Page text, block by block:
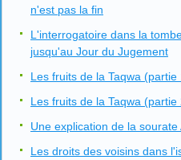
n'est pas la fin
L'interrogatoire dans la
jusqu'au Jour du Jugement
Les fruits de la Taqwa (partie
Les fruits de la Taqwa (partie
Une explication de la sourate
Les droits des voisins dans